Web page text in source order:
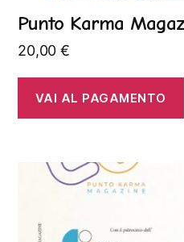
Punto Karma
20,00 €
VAI AL PAGAMENTO